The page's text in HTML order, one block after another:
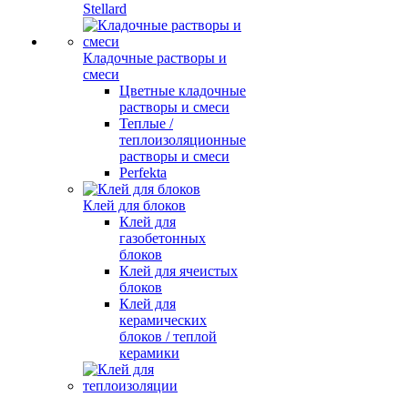
Stellard
Кладочные растворы и
смеси
Цветные кладочные
растворы и смеси
Теплые /
теплоизоляционные
растворы и смеси
Perfekta
Клей для блоков
Клей для
газобетонных
блоков
Клей для ячеистых
блоков
Клей для
керамических
блоков / теплой
керамики